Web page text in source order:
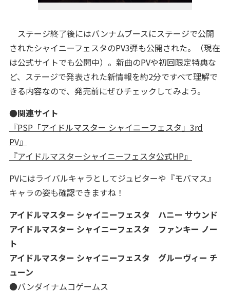
ステージ終了後にはバンナムブースにステージで公開
されたシャイニーフェスタのPV3弾も公開された。（現在
は公式サイトでも公開中）。新曲のPVや初回限定特典な
ど、ステージで発表された新情報を約2分ですべて理解で
きる内容なので、発売前にぜひチェックしてみよう。
●関連サイト
『PSP「アイドルマスター シャイニーフェスタ」3rd
PV』
『アイドルマスターシャイニーフェスタ公式HP』
PVにはライバルキャラとしてジュピターや『モバマス』
キャラの姿も確認できますね！
アイドルマスター シャイニーフェスタ ハニー サウンド
アイドルマスター シャイニーフェスタ ファンキー ノー
ト
アイドルマスター シャイニーフェスタ グルーヴィー チ
ューン
●バンダイナムコゲームス